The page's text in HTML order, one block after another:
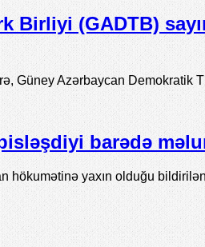
(GADTB)
Güney Azərbaycan Demokratik
barədə
hökumətinə yaxın olduğu